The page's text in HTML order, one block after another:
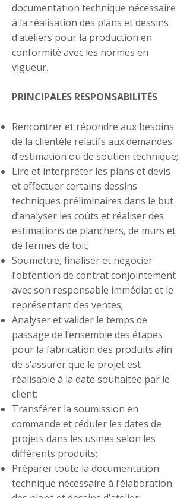
documentation technique nécessaire
à la réalisation des plans et dessins
d’ateliers pour la production en
conformité avec les normes en
vigueur.
PRINCIPALES RESPONSABILITÉS
Rencontrer et répondre aux besoins
de la clientèle relatifs aux demandes
d’estimation ou de soutien technique;
Lire et interpréter les plans et devis
et effectuer certains dessins
techniques préliminaires dans le but
d’analyser les coûts et réaliser des
estimations de planchers, de murs et
de fermes de toit;
Soumettre, finaliser et négocier
l’obtention de contrat conjointement
avec son responsable immédiat et le
représentant des ventes;
Analyser et valider le temps de
passage de l’ensemble des étapes
pour la fabrication des produits afin
de s’assurer que le projet est
réalisable à la date souhaitée par le
client;
Transférer la soumission en
commande et céduler les dates de
projets dans les usines selon les
différents produits;
Préparer toute la documentation
technique nécessaire à l’élaboration